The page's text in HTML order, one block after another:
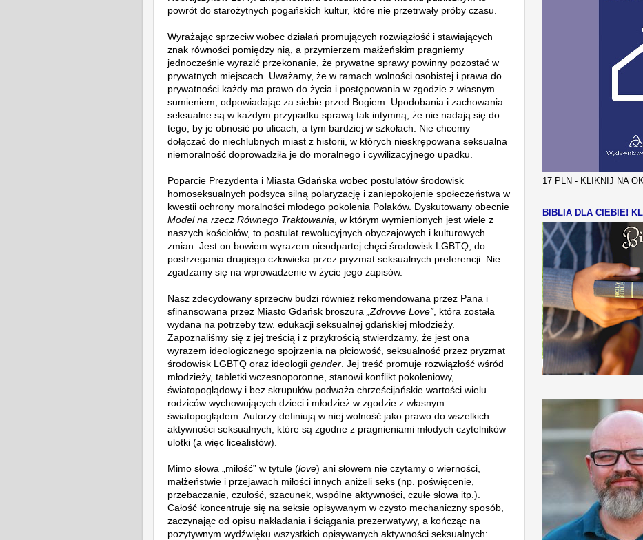
powrót do starożytnych pogańskich kultur, które nie przetrwały próby czasu.
Wyrażając sprzeciw wobec działań promujących rozwiązłość i stawiających
znak równości pomiędzy nią, a przymierzem małżeńskim pragniemy
jednocześnie wyrazić przekonanie, że prywatne sprawy powinny pozostać w
prywatnych miejscach. Uważamy, że w ramach wolności osobistej i prawa do
prywatności każdy ma prawo do życia i postępowania w zgodzie z własnym
sumieniem, odpowiadając za siebie przed Bogiem. Upodobania i zachowania
seksualne są w każdym przypadku sprawą tak intymną, że nie nadają się do
tego, by je obnosić po ulicach, a tym bardziej w szkołach. Nie chcemy
dołączać do niechlubnych miast z historii, w których nieskrępowana seksualna
niemoralność doprowadziła je do moralnego i cywilizacyjnego upadku.
Poparcie Prezydenta i Miasta Gdańska wobec postulatów środowisk
homoseksualnych podsyca silną polaryzację i zaniepokojenie społeczeństwa w
kwestii ochrony moralności młodego pokolenia Polaków. Dyskutowany obecnie
Model na rzecz Równego Traktowania , w którym wymienionych jest wiele z
naszych kościołów, to postulat rewolucyjnych obyczajowych i kulturowych
zmian. Jest on bowiem wyrazem nieodpartej chęci środowisk LGBTQ, do
postrzegania drugiego człowieka przez pryzmat seksualnych preferencji. Nie
zgadzamy się na wprowadzenie w życie jego zapisów.
Nasz zdecydowany sprzeciw budzi również rekomendowana przez Pana i
sfinansowana przez Miasto Gdańsk broszura
„Zdrovve Love” , która została
wydana na potrzeby tzw. edukacji seksualnej gdańskiej młodzieży.
Zapoznaliśmy się z jej treścią i z przykrością stwierdzamy, że jest ona
wyrazem ideologicznego spojrzenia na płciowość, seksualność przez pryzmat
środowisk LGBTQ oraz ideologii gender . Jej treść promuje rozwiązłość wśród
młodzieży, tabletki wczesnoporonne, stanowi konflikt pokoleniowy,
światopoglądowy i bez skrupułów podważa chrześcijańskie wartości wielu
rodziców wychowujących dzieci i młodzież w zgodzie z własnym
światopoglądem. Autorzy definiują w niej wolność jako prawo do wszelkich
aktywności seksualnych, które są zgodne z pragnieniami młodych czytelników
ulotki (a więc licealistów).
Mimo słowa „miłość” w tytule (love) ani słowem nie czytamy o wierności,
małżeństwie i przejawach miłości innych aniżeli seks (np. poświęcenie,
przebaczanie, czułość, szacunek, wspólne aktywności, czułe słowa itp.).
Całość koncentruje się na seksie opisywanym w czysto mechaniczny sposób,
zaczynając od opisu nakładania i ściągania prezerwatywy, a kończąc na
pozytywnym wydźwięku wszystkich opisywanych aktywności seksualnych:
17 PLN - KLIKNIJ NA
BIBLIA DLA CIEBIE!